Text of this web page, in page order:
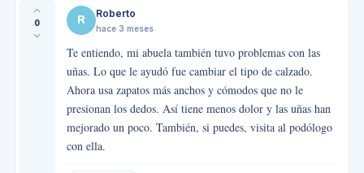
0 R Roberto
hace 3 meses
Te entiendo, mi abuela también tuvo problemas con las
uñas. Lo que le ayudó fue cambiar el tipo de calzado.
Ahora usa zapatos más anchos y cómodos que no le
presionan los dedos. Así tiene menos dolor y las uñas han
mejorado un poco. También, si puedes, visita al podólogo
con ella.